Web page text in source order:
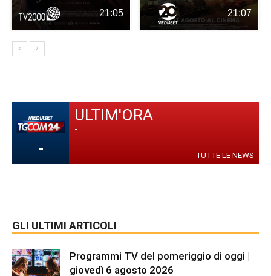
21:05 21:07
-
ULTIM'ORA
-
TUTTE LE NEWS
GLI ULTIMI ARTICOLI
Programmi TV del pomeriggio di oggi |
giovedì 6 agosto 2026